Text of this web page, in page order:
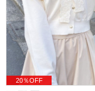
20％OFF